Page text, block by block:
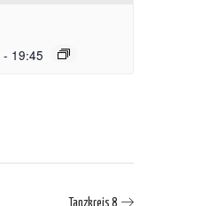
- 19:45
Tanzkreis 8